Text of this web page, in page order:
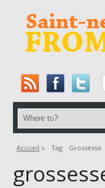
Accueil » Tag Grossesse